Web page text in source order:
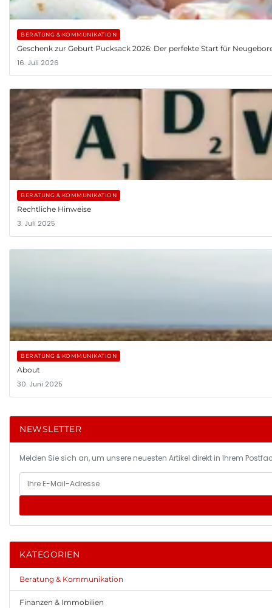
BERATUNG & KOMMUNIKATION
Geschenk zur Geburt Pucksack 2026: Der perfekte Start für
16. Juli 2026
BERATUNG & KOMMUNIKATION
Rechtliche Hinweise
3. Juli 2025
BERATUNG & KOMMUNIKATION
About
30. Juni 2025
NEWSLETTER
Melden Sie sich an, um unsere neuesten Artikel direkt in Ihrem
KATEGORIEN
Beratung & Kommunikation
Finanzen & Immobilien